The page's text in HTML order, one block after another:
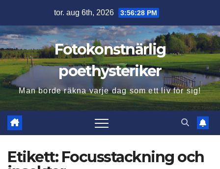
innehåll
tor. aug 6th, 2026 3:56:29 PM
Fotokonstnärlig
poethysteriker
Man borde räkna varje dag som ett liv för sig!
Etikett: Focusstackning och